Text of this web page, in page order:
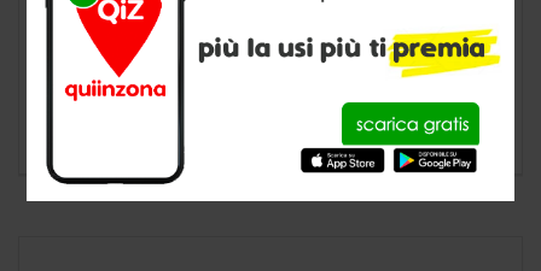
NEW ANIMAL WORLD
negozio animali a Torino, provincia di Torino